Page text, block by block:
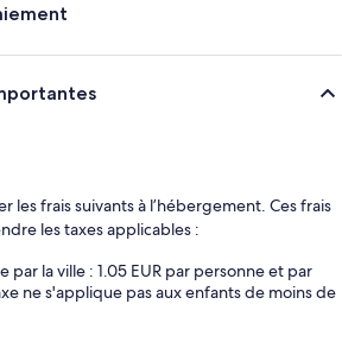
les frais suivants à l’hébergement. Ces frais
les taxes applicables :
par la ville : 1.05 EUR par personne et par
ne s'applique pas aux enfants de moins de